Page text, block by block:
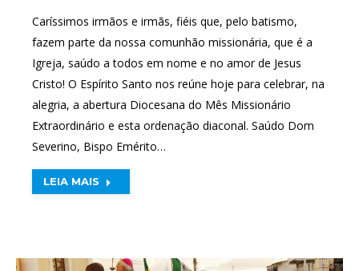
Caríssimos irmãos e irmãs, fiéis que, pelo batismo,
fazem parte da nossa comunhão missionária, que é a
Igreja, saúdo a todos em nome e no amor de Jesus
Cristo! O Espírito Santo nos reúne hoje para celebrar, na
alegria, a abertura Diocesana do Mês Missionário
Extraordinário e esta ordenação diaconal. Saúdo Dom
Severino, Bispo Emérito…
LEIA MAIS